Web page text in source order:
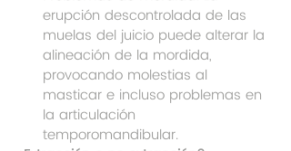
erupción descontrolada de las
muelas del juicio puede alterar la
alineación de la mordida,
provocando molestias al
masticar e incluso problemas en
la articulación
temporomandibular.